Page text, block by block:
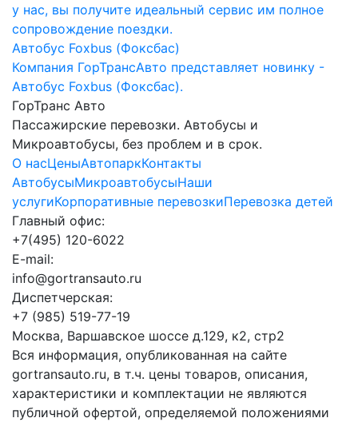
у нас, вы получите идеальный сервис им полное
сопровождение поездки.
Автобус Foxbus (Фоксбас)
Компания ГорТрансАвто представляет новинку -
Автобус Foxbus (Фоксбас).
ГорТранс Авто
Пассажирские перевозки. Автобусы и
Микроавтобусы, без проблем и в срок.
О насЦеныАвтопаркКонтакты
АвтобусыМикроавтобусыНаши
услугиКорпоративные перевозкиПеревозка детей
Главный офис:
+7(495) 120-6022
E-mail:
info@gortransauto.ru
Диспетчерская:
+7 (985) 519-77-19
Москва, Варшавское шоссе д.129, к2, стр2
Вся информация, опубликованная на сайте
gortransauto.ru, в т.ч. цены товаров, описания,
характеристики и комплектации не являются
публичной офертой, определяемой положениями